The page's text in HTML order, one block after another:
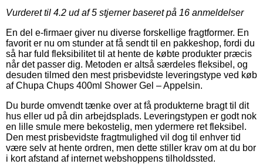
Vurderet til 4.2 ud af 5 stjerner baseret på 16 anmeldelser
En del e-firmaer giver nu diverse forskellige fragtformer. En
favorit er nu om stunder at få sendt til en pakkeshop, fordi du
så har fuld fleksibilitet til at hente de købte produkter præcis
når det passer dig. Metoden er altså særdeles fleksibel, og
desuden tilmed den mest prisbevidste leveringstype ved køb
af Chupa Chups 400ml Shower Gel – Appelsin.
Du burde omvendt tænke over at få produkterne bragt til dit
hus eller ud på din arbejdsplads. Leveringstypen er godt nok
en lille smule mere bekostelig, men ydermere ret fleksibel.
Den mest prisbevidste fragtmulighed vil dog til enhver tid
være selv at hente ordren, men dette stiller krav om at du bor
i kort afstand af internet webshoppens tilholdssted.